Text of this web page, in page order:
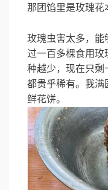
那团馅里是玫瑰花
玫瑰虫害太多，能
过一百多棵食用玫
种越少，现在只剩
都贵乎稀有。我满
鲜花饼。